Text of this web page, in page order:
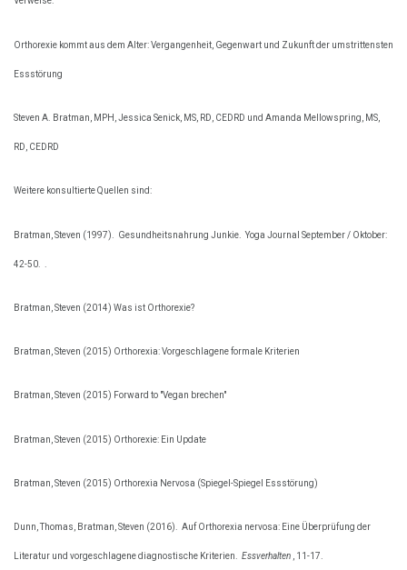
Orthorexie kommt aus dem Alter: Vergangenheit, Gegenwart und Zukunft der umstrittensten
Essstörung
Steven A. Bratman, MPH, Jessica Senick, MS, RD, CEDRD und Amanda Mellowspring, MS,
RD, CEDRD
Weitere konsultierte Quellen sind:
Bratman, Steven (1997). Gesundheitsnahrung Junkie. Yoga Journal September / Oktober:
42-50.
Bratman, Steven (2014) Was ist Orthorexie?
Bratman, Steven (2015) Orthorexia: Vorgeschlagene formale Kriterien
Bratman, Steven (2015) Forward to "Vegan brechen"
Bratman, Steven (2015) Orthorexie: Ein Update
Bratman, Steven (2015) Orthorexia Nervosa (Spiegel-Spiegel Essstörung)
Dunn, Thomas, Bratman, Steven (2016). Auf Orthorexia nervosa: Eine Überprüfung der
Literatur und vorgeschlagene diagnostische Kriterien. Essverhalten , 11-17.